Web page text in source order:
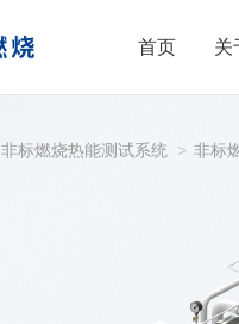
首页 关
非标燃烧热能测试系统 > 非标